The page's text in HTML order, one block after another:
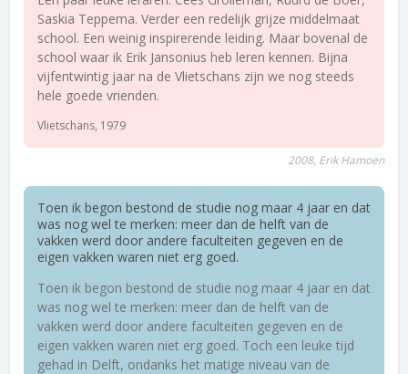
Saskia Teppema. Verder een redelijk grijze middelmaat
school. Een weinig inspirerende leiding. Maar bovenal de
school waar ik Erik Jansonius heb leren kennen. Bijna
vijfentwintig jaar na de Vlietschans zijn we nog steeds
hele goede vrienden.
Vlietschans, 1979
2008, Erik Hamoen
Toen ik begon bestond de studie nog maar 4 jaar en dat
was nog wel te merken: meer dan de helft van de
vakken werd door andere faculteiten gegeven en de
eigen vakken waren niet erg goed.
Toen ik begon bestond de studie nog maar 4 jaar en dat
was nog wel te merken: meer dan de helft van de
vakken werd door andere faculteiten gegeven en de
eigen vakken waren niet erg goed. Toch een leuke tijd
gehad in Delft, ondanks het matige niveau van de